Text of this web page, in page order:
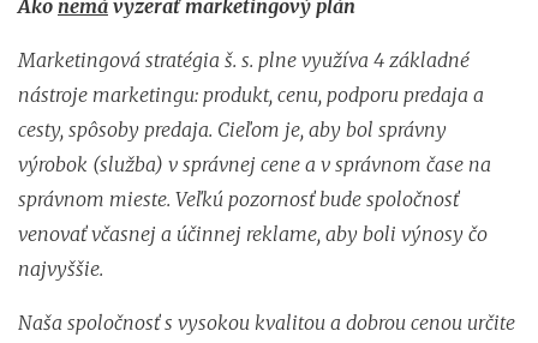
Ako nemá vyzerať marketingový plán
Marketingová stratégia š. s. plne využíva 4 základné
nástroje marketingu: produkt, cenu, podporu predaja a
cesty, spôsoby predaja. Cieľom je, aby bol správny
výrobok (služba) v správnej cene a v správnom čase na
správnom mieste. Veľkú pozornosť bude spoločnosť
venovať včasnej a účinnej reklame, aby boli výnosy čo
najvyššie.
Naša spoločnosť s vysokou kvalitou a dobrou cenou určite